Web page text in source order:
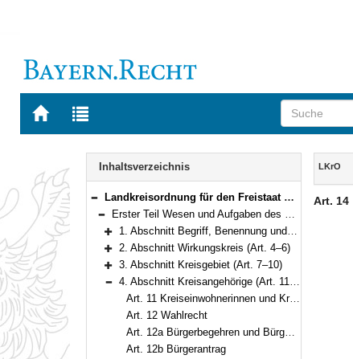
Zur
BAYERN.RECHT
Zur
letzten
Navigation
Inhaltsverzeichnis
Bereich reduzieren
Landkreisordnung für den Freistaat Bayern (Landkreisordnung – LKrO) in der Fassung der Bekanntmachung vom 22. August 1998 (GVBl. S. 826) BayRS 2020-3-1-I (Art. 1–108)
Bereich reduzieren
Erster Teil Wesen und Aufgaben des Landkreises (Art. 1–21)
Bereich erweitern
1. Abschnitt Begriff, Benennung und Hoheitszeichen (Art. 1–3)
Bereich erweitern
2. Abschnitt Wirkungskreis (Art. 4–6)
Bereich erweitern
3. Abschnitt Kreisgebiet (Art. 7–10)
Bereich reduzieren
4. Abschnitt Kreisangehörige (Art. 11–15)
Art. 11 Kreiseinwohnerinnen und Kreiseinwohner; Kreisbürgerinnen und Kreisbürger
Art. 12 Wahlrecht
Art. 12a Bürgerbegehren und Bürgerentscheid
Art. 12b Bürgerantrag
Inhalt
LKrO
Art. 14